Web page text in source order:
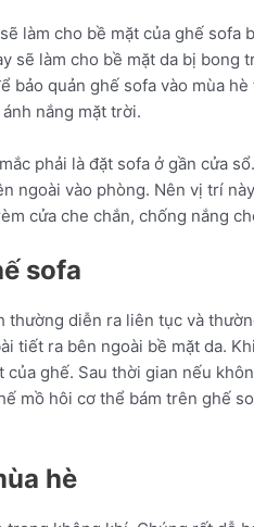
làm cho bề mặt của ghế
làm cho bề mặt da bị bong
bảo quản ghế sofa vào mùa
nắng mặt trời.
phải là đặt sofa ở gần cửa
ngoài vào phòng. Nên vị trí
cửa che chắn, chống nắng
sofa
diễn ra liên tục và
tiết ra bên ngoài bề mặt da.
ghế. Sau thời gian nếu
mồ hôi cơ thể bám trên ghế
hè